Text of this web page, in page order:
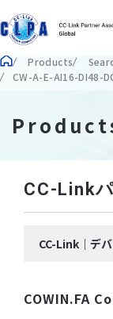
Products
CW-A-E-AI16-DI48-
CC-Link
CC-Link｜デ
COWIN.FA